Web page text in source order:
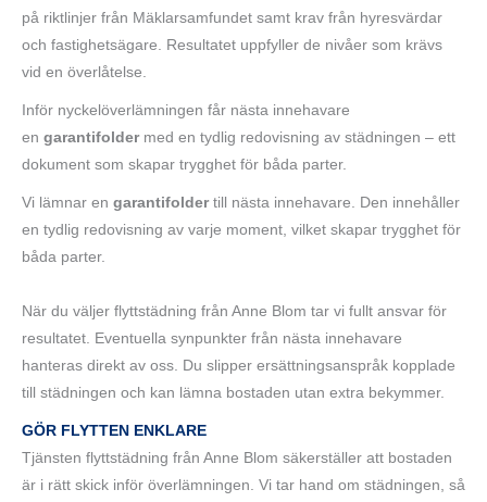
på riktlinjer från Mäklarsamfundet samt krav från hyresvärdar
och fastighetsägare. Resultatet uppfyller de nivåer som krävs
vid en överlåtelse.
Inför nyckelöverlämningen får nästa innehavare
en garantifoldermed en tydlig redovisning av städningen – ett
dokument som skapar trygghet för båda parter.
Vi lämnar en garantifoldertill nästa innehavare. Den innehåller
en tydlig redovisning av varje moment, vilket skapar trygghet för
båda parter.
När du väljer flyttstädning från Anne Blom tar vi fullt ansvar för
resultatet. Eventuella synpunkter från nästa innehavare
hanteras direkt av oss. Du slipper ersättningsanspråk kopplade
till städningen och kan lämna bostaden utan extra bekymmer.
GÖR FLYTTEN ENKLARE
Tjänsten flyttstädning från Anne Blom säkerställer att bostaden
är i rätt skick inför överlämningen. Vi tar hand om städningen, så